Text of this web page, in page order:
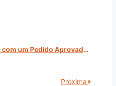
um Pedido Aprovado?
Próxima